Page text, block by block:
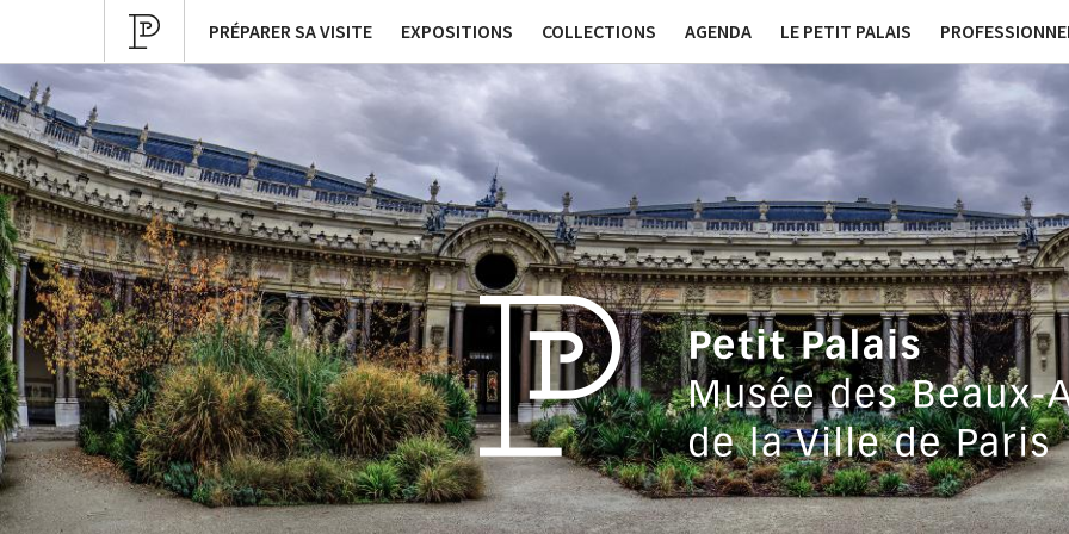
PRÉPARER SA VISITE
Programmation culturelleEXPOSITIONS
Expositions passéesCOLLECTIONS
Publications
AGENDA LE PETIT PALAIS
Contact générique
Tournage et